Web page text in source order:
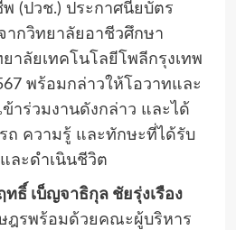
(ปวช.) ประกาศนียบัตร
ากวิทยาลัยอาชีวศึกษา
าลัยเทคโนโลยีโพลีกรุงเทพ
พร้อมกล่าวให้โอวาทและ
าร่วมงานดังกล่าว และได้
ถ ความรู้ และทักษะที่ได้รับ
ละดำเนินชีวิต
ทธิ์ เบ็ญจาธิกุล ชัยรุ่งเรือง
ฎรพร้อมด้วยคณะผู้บริหาร